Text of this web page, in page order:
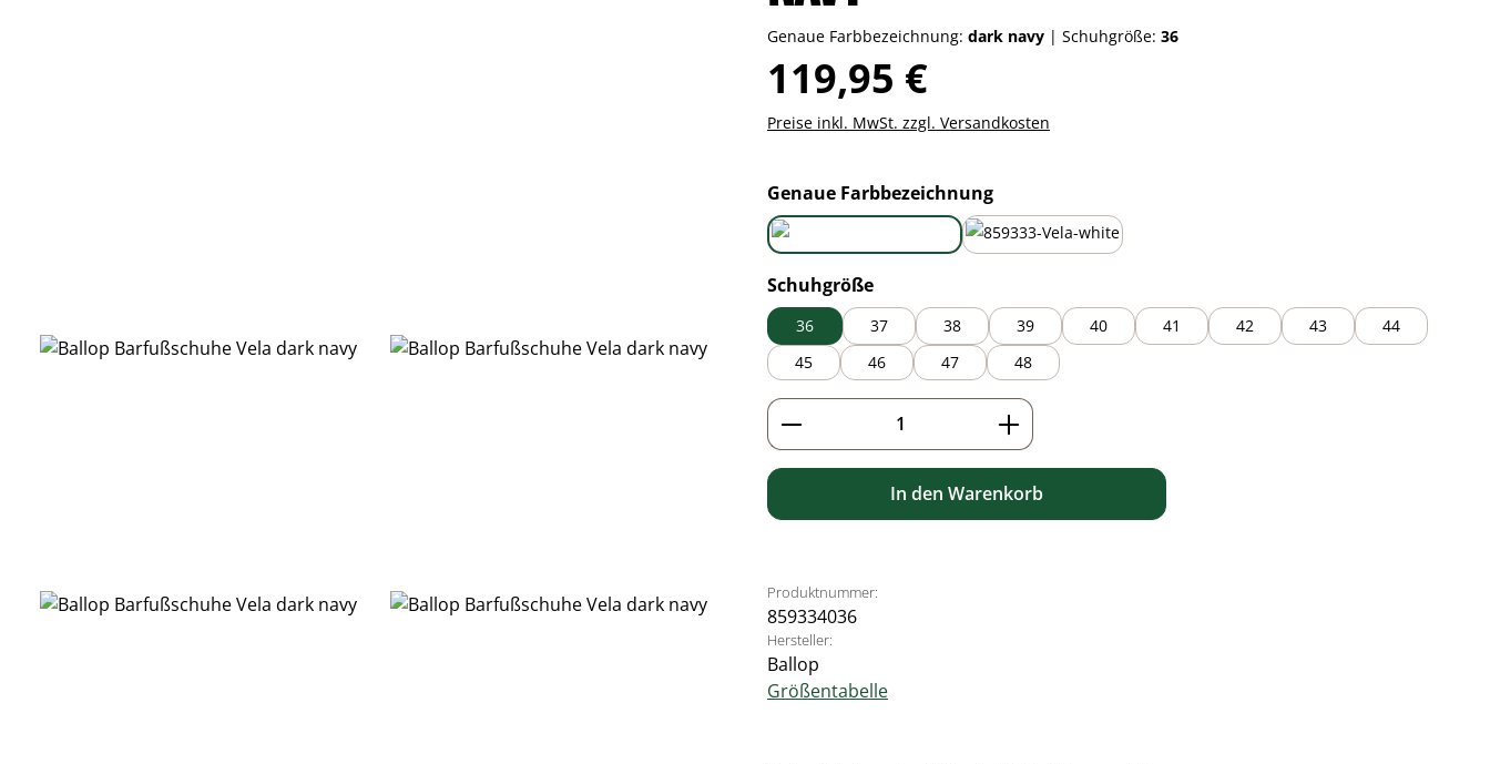
Genaue Farbbezeichnung: dark navy | Schuhgröße: 36
Regulärer Preis:
119,95 €
Preise inkl. MwSt. zzgl. Versandkosten
Genaue Farbbezeichnungauswählen
dark navy
Schuhgrößeauswählen
36 37 38 39 40 41 42 43
44
45
46 47 48
Produkt Anzahl: Gib den gewünschten Wert ein oder
In den Warenkorb
Produktnummer:
859334036
Hersteller:
Ballop
Größentabelle